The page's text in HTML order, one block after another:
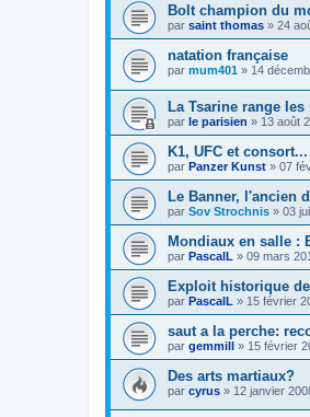
Bolt champion du
par saint thomas » 24
natation française
par mum401 » 14
La Tsarine range les
par le parisien » 13 août
K1, UFC et consort...
par Panzer Kunst » 07
Le Banner, l'ancien
par Sov Strochnis » 03
Mondiaux en salle :
par PascalL » 09 mars
Exploit historique
par PascalL » 15 février
saut a la perche:
par gemmill » 15 février
Des arts martiaux?
par cyrus » 12 janvier